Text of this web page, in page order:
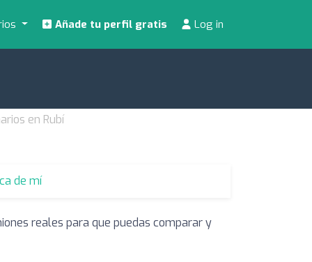
Añade tu perfil gratis Log in
en Rubí
de mí
reales para que puedas comparar y